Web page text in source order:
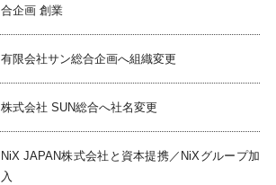
合企画 創業
有限会社サン総合企画へ組織変更
株式会社 SUN総合へ社名変更
NiX JAPAN株式会社と資本提携／NiXグループ加
入